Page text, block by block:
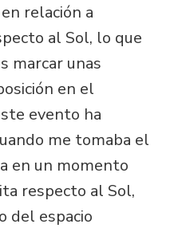
relación a
al Sol, lo que
marcar unas
en el
evento ha
me tomaba el
en un momento
respecto al Sol,
del espacio